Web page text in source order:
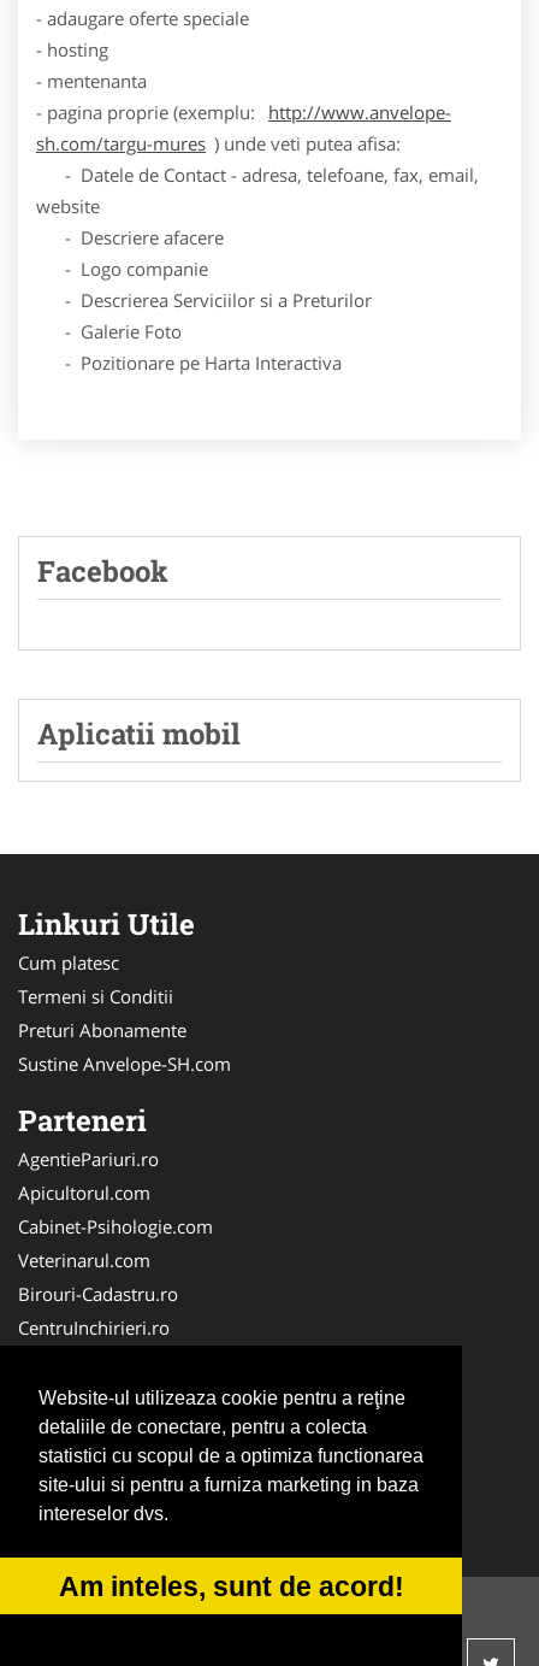
Website-ul utilizeaza cookie pentru a reţine
detaliile de conectare, pentru a colecta
statistici cu scopul de a optimiza functionarea
site-ului si pentru a furniza marketing in baza
intereselor dvs.
Am inteles, sunt de acord!
- adaugare oferte speciale
- hosting
- mentenanta
- pagina proprie (exemplu:
http://www.anvelope-
sh.com/targu-mures ) unde veti putea afisa:
- Datele de Contact - adresa, telefoane, fax, email,
website
- Descriere afacere
- Logo companie
- Descrierea Serviciilor si a Preturilor
- Galerie Foto
- Pozitionare pe Harta Interactiva
Facebook
Aplicatii mobil
Linkuri Utile
Cum platesc
Termeni si Conditii
Preturi Abonamente
Sustine Anvelope-SH.com
Parteneri
AgentiePariuri.ro
Apicultorul.com
Cabinet-Psihologie.com
Veterinarul.com
Birouri-Cadastru.ro
CentruInchirieri.ro
Servicii-DDD.com
Alpinist-Utilitar.com
FirmaTractariAuto.ro
NonStopDeschis.ro
© 2014-2026 -ANPC SOL